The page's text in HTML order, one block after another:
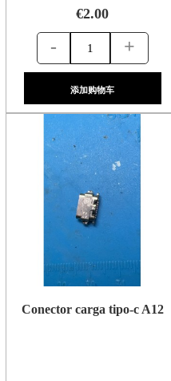
€2.00
- +
添加购物车
Conector carga tipo-c A12